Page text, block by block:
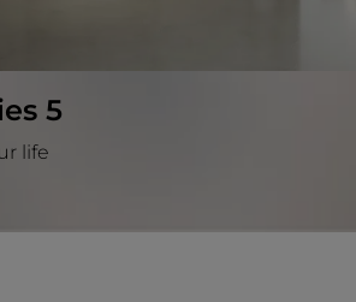
5
life